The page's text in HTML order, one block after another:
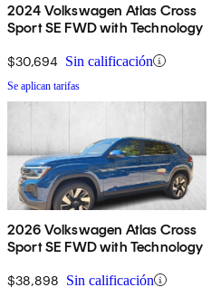
2024 Volkswagen Atlas Cross
Sport SE FWD with Technology
$30,694 Sin calificación
Se aplican tarifas
2026 Volkswagen Atlas Cross
Sport SE FWD with Technology
$38,898 Sin calificación